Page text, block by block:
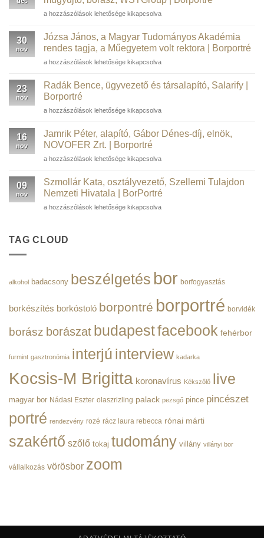
Barta
informatikai
szakember,
műgyűjtő,
WSTGroup |
Borportré
a hozzászólások lehetősége kikapcsolva
30
nov
Józsa János, a Magyar Tudományos Akadémia
rendes tagja, a Műegyetem volt rektora | Borportré
Józsa
a
Magyar
Tudományos
Akadémia
tagja,
a
volt
|
Borportré
bejegyzéshez
a hozzászólások lehetősége kikapcsolva
23
nov
Radák Bence, ügyvezető és társalapító, Salarify |
Borportré
Radák
ügyvezető
és
Salarify
Borportré
bejegyzéshez
a hozzászólások lehetősége kikapcsolva
16
nov
Jamrik Péter, alapító, Gábor Dénes-díj, elnök,
NOVOFER Zrt. | Borportré
Jamrik
alapító,
Gábor
díj,
Zrt.
a hozzászólások lehetősége kikapcsolva
09
nov
Szmollár Kata, osztályvezető, Szellemi Tulajdon
Nemzeti Hivatala | BorPortré
Szmollár
Szellemi
BorPortré
a hozzászólások lehetősége kikapcsolva
TAG CLOUD
alkohol badacsony beszélgetés bor borfogyasztás
borkészítés borkóstoló borpontré borportré borvidék
borász borászat budapestfacebook fehérbor
furmint gasztronómia interjú interview kadarka
Kocsis-M Brigitta koronavírus Kékszőlő live
magyar bor Nádasi Eszter olaszrizling palack pezsgő pince pincészet
portré rendezvény rozé rácz laura rebecca rónai márti
szakértő szőlő tokaj tudomány villány villányi bor
vállalkozás vörösbor zoom